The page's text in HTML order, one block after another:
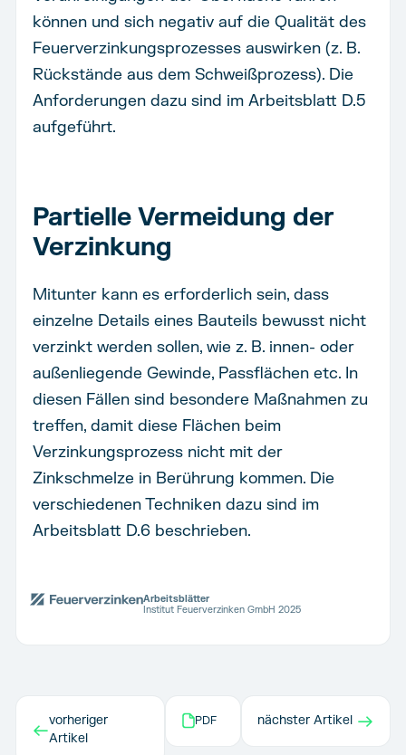
können und sich negativ auf die Qualität des
Feuerverzinkungsprozesses auswirken (z. B.
Rückstände aus dem Schweißprozess). Die
Anforderungen dazu sind im Arbeitsblatt D.5
aufgeführt.
Partielle Vermeidung der
Verzinkung
Mitunter kann es erforderlich sein, dass
einzelne Details eines Bauteils bewusst nicht
verzinkt werden sollen, wie z. B. innen- oder
außenliegende Gewinde, Passflächen etc. In
diesen Fällen sind besondere Maßnahmen zu
treffen, damit diese Flächen beim
Verzinkungsprozess nicht mit der
Zinkschmelze in Berührung kommen. Die
verschiedenen Techniken dazu sind im
Arbeitsblatt D.6 beschrieben.
Arbeitsblätter
Institut Feuerverzinken GmbH 2025
←vorheriger
Artikel
PDF nächster Artikel →